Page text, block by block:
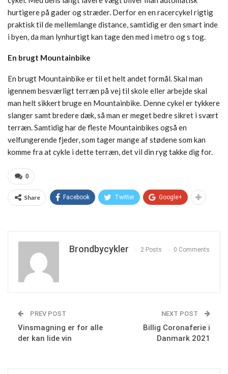
hurtigere på gader og stræder. Derfor en en racercykel rigtig
praktisk til de mellemlange distance, samtidig er den smart inde
i byen, da man lynhurtigt kan tage den med i metro og s tog.
En brugt Mountainbike
En brugt Mountainbike er til et helt andet formål. Skal man
igennem besværligt terræn på vej til skole eller arbejde skal
man helt sikkert bruge en Mountainbike. Denne cykel er tykkere
slanger samt bredere dæk, så man er meget bedre sikret i svært
terræn. Samtidig har de fleste Mountainbikes også en
velfungerende fjeder, som tager mange af stødene som kan
komme fra at cykle i dette terræn, det vil din ryg takke dig for.
0
Share Facebook Twitter Google+
Brondbycykler 2 Posts 0 Comments
PREV POST
Vinsmagning er for alle
der kan lide vin
NEXT POST
Billig Coronaferie i
Danmark 2021